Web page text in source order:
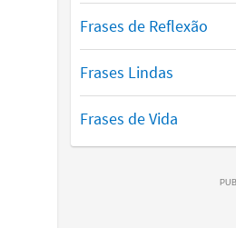
Frases de Reflexão
Frases Lindas
Frases de Vida